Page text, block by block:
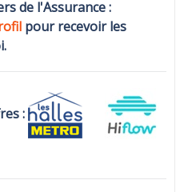
de l'Assurance :
l pour recevoir les
: